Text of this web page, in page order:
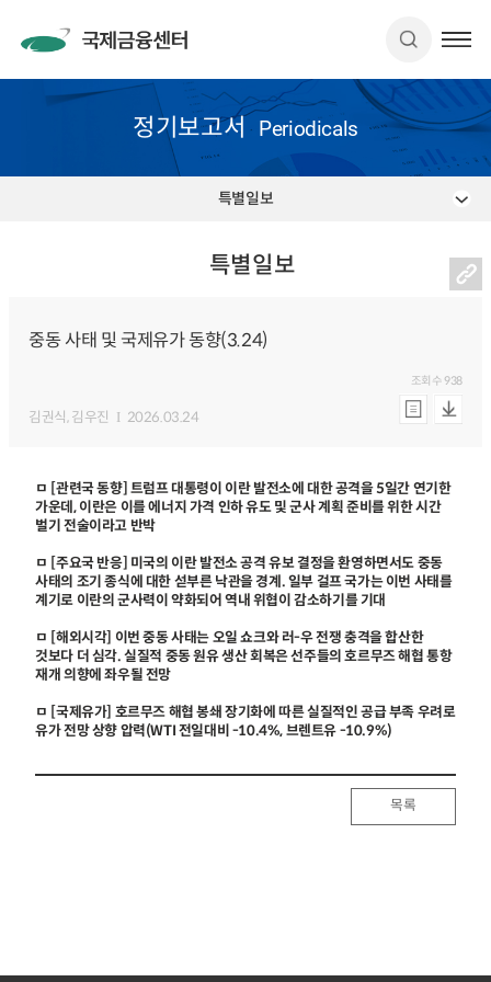
정기보고서 Periodicals
특별일보
특별일보
중동 사태 및 국제유가 동향(3.24)
김권식, 김우진 2026.03.24
조회수938
ㅁ [관련국 동향] 트럼프 대통령이 이란 발전소에 대한 공격을 5일간 연기한
가운데, 이란은 이를 에너지 가격 인하 유도 및 군사 계획 준비를 위한 시간
벌기 전술이라고 반박
ㅁ [주요국 반응] 미국의 이란 발전소 공격 유보 결정을 환영하면서도 중동
사태의 조기 종식에 대한 섣부른 낙관을 경계. 일부 걸프 국가는 이번 사태를
계기로 이란의 군사력이 약화되어 역내 위협이 감소하기를 기대
ㅁ [해외시각] 이번 중동 사태는 오일 쇼크와 러-우 전쟁 충격을 합산한
것보다 더 심각. 실질적 중동 원유 생산 회복은 선주들의 호르무즈 해협 통항
재개 의향에 좌우될 전망
ㅁ [국제유가] 호르무즈 해협 봉쇄 장기화에 따른 실질적인 공급 부족 우려로
유가 전망 상향 압력(WTI 전일대비 -10.4%, 브렌트유 -10.9%)
목록